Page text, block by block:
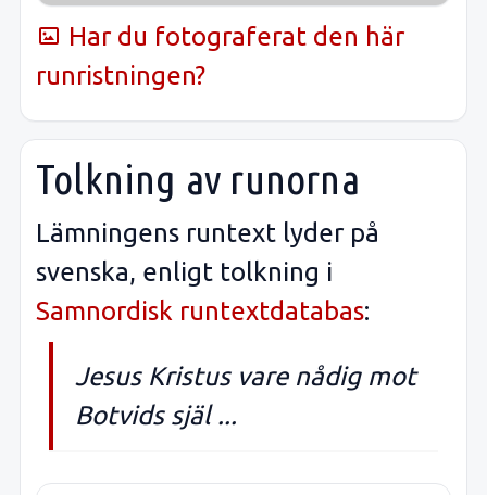
Har du fotograferat den här
runristningen?
Tolkning av runorna
Lämningens runtext lyder på
svenska, enligt tolkning i
Samnordisk runtextdatabas:
Jesus Kristus vare nådig mot
Botvids själ ...